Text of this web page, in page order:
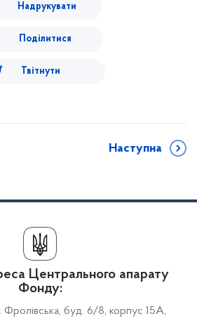
Надрукувати
Поділитися
Твітнути
Наступна
Центрального апарату
Фонду:
Фролівська, буд. 6/8, корпус 15А,